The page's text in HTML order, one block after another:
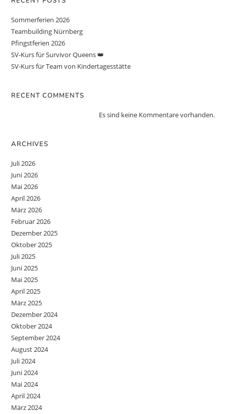
Sommerferien 2026
Teambuilding Nürnberg
Pfingstferien 2026
SV-Kurs für Survivor Queens 👑
SV-Kurs für Team von Kindertagesstätte
RECENT COMMENTS
Es sind keine Kommentare vorhanden.
ARCHIVES
Juli 2026
Juni 2026
Mai 2026
April 2026
März 2026
Februar 2026
Dezember 2025
Oktober 2025
Juli 2025
Juni 2025
Mai 2025
April 2025
März 2025
Dezember 2024
Oktober 2024
September 2024
August 2024
Juli 2024
Juni 2024
Mai 2024
April 2024
März 2024